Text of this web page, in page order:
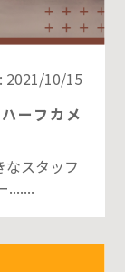
2021/10/15
ーフカメ
なスタッフ
.......